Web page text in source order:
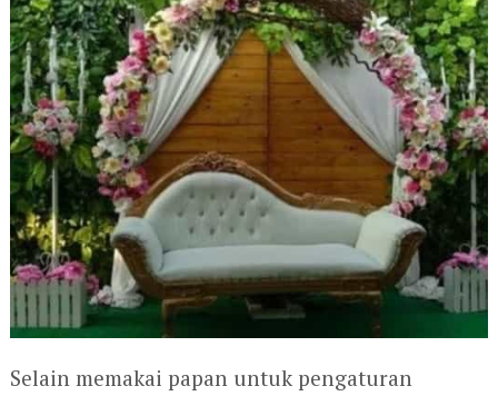
Selain memakai papan untuk pengaturan